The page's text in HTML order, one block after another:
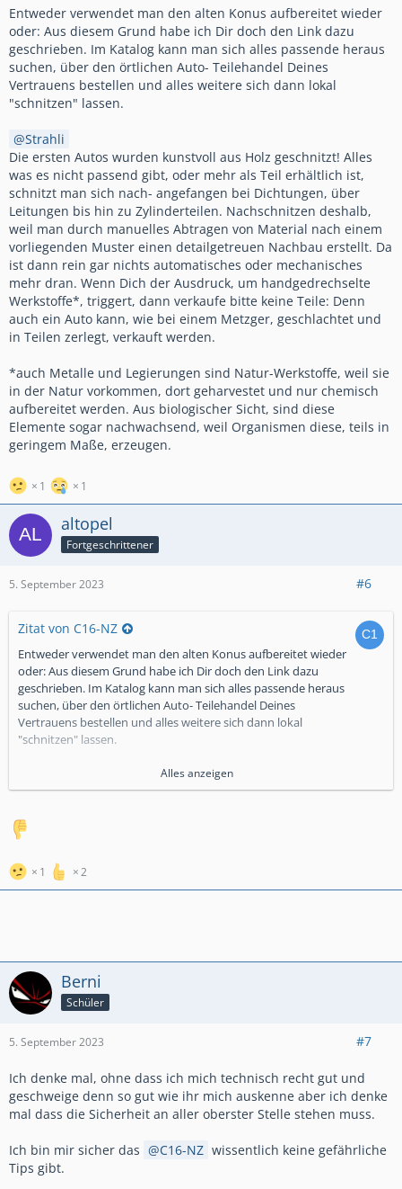
Entweder verwendet man den alten Konus aufbereitet wieder
oder: Aus diesem Grund habe ich Dir doch den Link dazu
geschrieben. Im Katalog kann man sich alles passende heraus
suchen, über den örtlichen Auto- Teilehandel Deines
Vertrauens bestellen und alles weitere sich dann lokal
"schnitzen" lassen.
Strahli
Die ersten Autos wurden kunstvoll aus Holz geschnitzt! Alles
was es nicht passend gibt, oder mehr als Teil erhältlich ist,
schnitzt man sich nach- angefangen bei Dichtungen, über
Leitungen bis hin zu Zylinderteilen. Nachschnitzen deshalb,
weil man durch manuelles Abtragen von Material nach einem
vorliegenden Muster einen detailgetreuen Nachbau erstellt. Da
ist dann rein gar nichts automatisches oder mechanisches
mehr dran. Wenn Dich der Ausdruck, um handgedrechselte
Werkstoffe*, triggert, dann verkaufe bitte keine Teile: Denn
auch ein Auto kann, wie bei einem Metzger, geschlachtet und
in Teilen zerlegt, verkauft werden.
*auch Metalle und Legierungen sind Natur-Werkstoffe, weil sie
in der Natur vorkommen, dort geharvestet und nur chemisch
aufbereitet werden. Aus biologischer Sicht, sind diese
Elemente sogar nachwachsend, weil Organismen diese, teils in
geringem Maße, erzeugen.
1 1
altopel
Fortgeschrittener
5. September 2023 #6
Zitat von C16-NZ
Entweder verwendet man den alten Konus aufbereitet wieder
oder: Aus diesem Grund habe ich Dir doch den Link dazu
geschrieben. Im Katalog kann man sich alles passende heraus
suchen, über den örtlichen Auto- Teilehandel Deines
Vertrauens bestellen und alles weitere sich dann lokal
"schnitzen" lassen.
Die ersten Autos wurden kunstvoll aus Holz geschnitzt! Alles
schnitzt man sich nach- angefangen bei Dichtungen, über
Leitungen bis hin zu Zylinderteilen. Nachschnitzen deshalb,
weil man durch manuelles Abtragen von Material nach einem
vorliegenden Muster einen detailgetreuen Nachbau erstellt.
Da ist dann rein gar nichts automatisches oder mechanisches
in Teilen zerlegt, verkauft werden.
*auch Metalle und Legierungen sind Natur-Werkstoffe, weil
sie in der Natur vorkommen, dort geharvestet und nur
diese Elemente sogar nachwachsend, weil Organismen diese,
Alles anzeigen
1 2
Berni
Schüler
5. September 2023 #7
Ich denke mal, ohne dass ich mich technisch recht gut und
geschweige denn so gut wie ihr mich auskenne aber ich denke
mal dass die Sicherheit an aller oberster Stelle stehen muss.
Ich bin mir sicher das C16-NZ wissentlich keine gefährliche
Tips gibt.